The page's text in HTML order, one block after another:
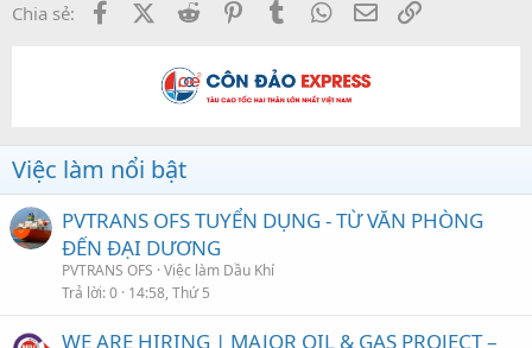
Chia sẻ: FacebookX (Twitter)
Reddit PinterestTumblr WhatsApp
Email
Việc làm nổi bật
PVTRANS OFS TUYỂN DỤNG - TỪ VĂN PHÒNG
ĐẾN ĐẠI DƯƠNG
PVTRANS OFS Việc làm Dầu Khí
Trả lời 0 14:58, Thứ 5
WE ARE HIRING | MAJOR OIL & GAS PROJECT –